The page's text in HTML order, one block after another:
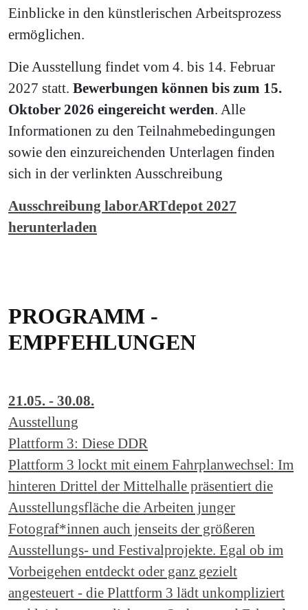
Einblicke in den künstlerischen Arbeitsprozess
ermöglichen.
Die Ausstellung findet vom 4. bis 14. Februar
2027 statt. Bewerbungen können bis zum 15.
Oktober 2026 eingereicht werden. Alle
Informationen zu den Teilnahmebedingungen
sowie den einzureichenden Unterlagen finden
sich in der verlinkten Ausschreibung
Ausschreibung laborARTdepot 2027
herunterladen
PROGRAMM -
EMPFEHLUNGEN
21.05. - 30.08.
Ausstellung
Plattform 3: Diese DDR
Plattform 3 lockt mit einem Fahrplanwechsel: Im
hinteren Drittel der Mittelhalle präsentiert die
Ausstellungsfläche die Arbeiten junger
Fotograf*innen auch jenseits der größeren
Ausstellungs- und Festivalprojekte. Egal ob im
Vorbeigehen entdeckt oder ganz gezielt
angesteuert - die Plattform 3 lädt unkompliziert